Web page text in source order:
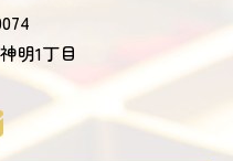
明1丁目